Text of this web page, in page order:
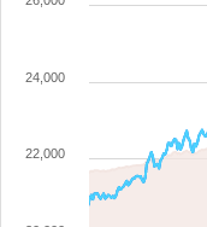
22,000
24,000